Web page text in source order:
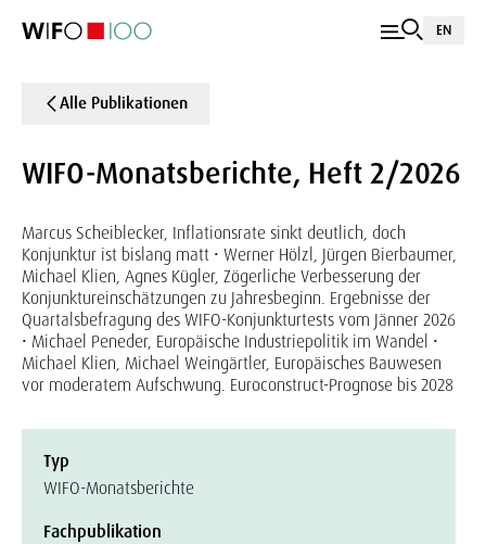
EN
Alle Publikationen
WIFO-Monatsberichte, Heft 2/2026
Marcus Scheiblecker, Inflationsrate sinkt deutlich, doch
Konjunktur ist bislang matt • Werner Hölzl, Jürgen Bierbaumer,
Michael Klien, Agnes Kügler, Zögerliche Verbesserung der
Konjunktureinschätzungen zu Jahresbeginn. Ergebnisse der
Quartalsbefragung des WIFO-Konjunkturtests vom Jänner 2026
• Michael Peneder, Europäische Industriepolitik im Wandel •
Michael Klien, Michael Weingärtler, Europäisches Bauwesen
vor moderatem Aufschwung. Euroconstruct-Prognose bis 2028
Typ
WIFO-Monatsberichte
Fachpublikation